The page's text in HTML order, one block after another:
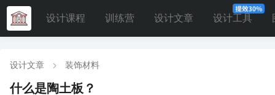
设计课程 训练营 设计文章 设计工具
设计文章 装饰材料
什么是陶土板？